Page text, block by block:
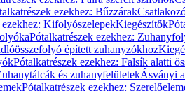
ezekhez: Bűzzárak
ezekhez: KifolyószelepekKiegészítők
Pótalkatrészek ezekhez:
épített zuhanyzókhoz
Pótalkatrészek ezekhez: Falsík alatti
és zuhanyfelületekÁsványi
Pótalkatrészek ezekhez: